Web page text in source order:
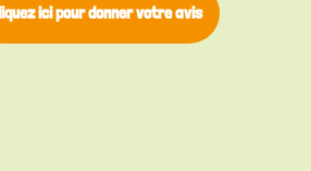
ici pour donner votre avis